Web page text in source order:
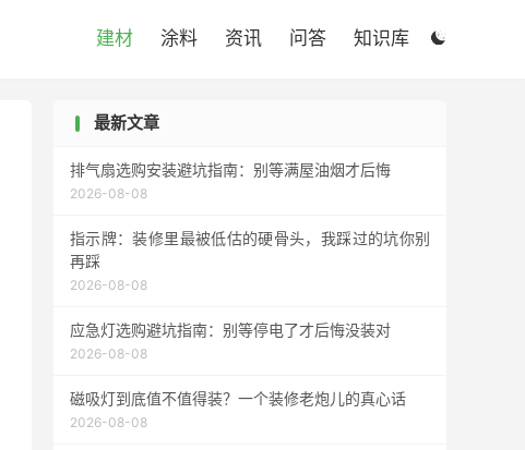

建材 涂料 资讯 问答 知识库
最新文章
排气扇选购安装避坑指南：别等满屋油烟才后悔
2026-08-08
指示牌：装修里最被低估的硬骨头，我踩过的坑你别
再踩
2026-08-08
应急灯选购避坑指南：别等停电了才后悔没装对
2026-08-08
磁吸灯到底值不值得装？一个装修老炮儿的真心话
2026-08-08